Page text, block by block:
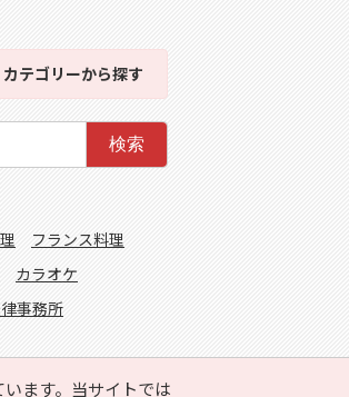
ます。当サイトでは
カテゴリーから探す
検索
フランス料理
カラオケ
事務所